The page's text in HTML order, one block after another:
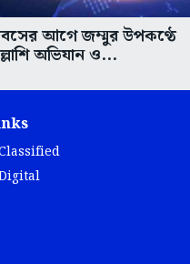
আগে জম্মুর উপকণ্ঠে
অভিযান ও...